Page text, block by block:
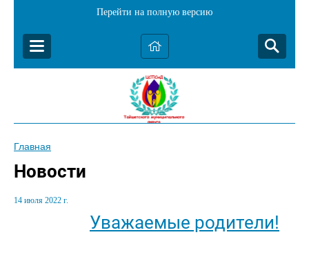
Перейти на полную версию
Главная
Новости
14 июля 2022 г.
Уважаемые родители!